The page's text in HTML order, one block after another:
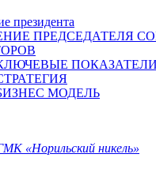
президента
ПРЕДСЕДАТЕЛЯ
ПОКАЗАТЕЛИ
МОДЕЛЬ
«Норильский никель»